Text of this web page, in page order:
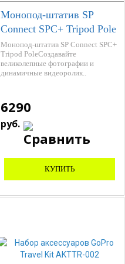
Монопод-штатив SP
Connect SPC+ Tripod Pole
52821
Монопод-штатив SP Connect SPC+
Tripod PoleСоздавайте
великолепные фотографии и
динамичные видеоролик..
6290
руб.
КУПИТЬ